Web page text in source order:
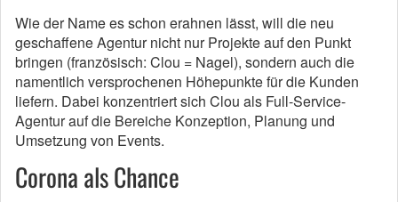
Wie der Name es schon erahnen lässt, will die neu
geschaffene Agentur nicht nur Projekte auf den Punkt
bringen (französisch: Clou = Nagel), sondern auch die
namentlich versprochenen Höhepunkte für die Kunden
liefern. Dabei konzentriert sich Clou als Full-Service-
Agentur auf die Bereiche Konzeption, Planung und
Umsetzung von Events.
Corona als Chance